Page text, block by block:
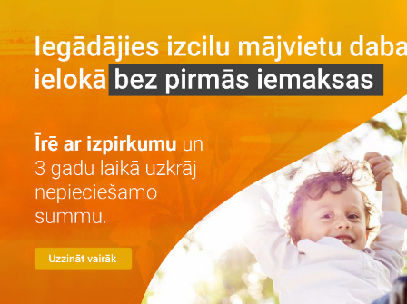
Galvenā
Par projektu
Par projektu
Vieta
Dzīvokļi
Īre ar izpirkumu
Īre
Iegāde
Kontakti
RU